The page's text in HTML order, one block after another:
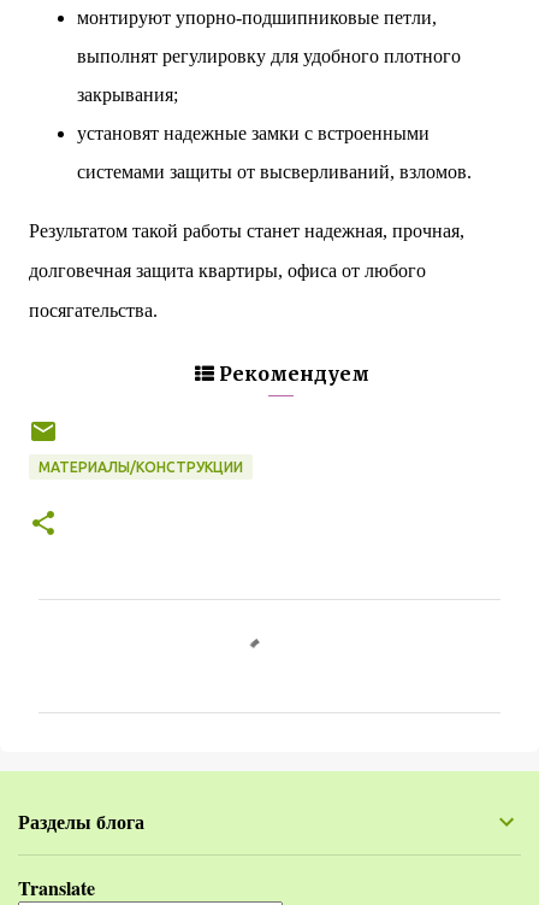
монтируют упорно-подшипниковые петли,
выполнят регулировку для удобного плотного
закрывания;
установят надежные замки с встроенными
системами защиты от высверливаний, взломов.
Результатом такой работы станет надежная, прочная,
долговечная защита квартиры, офиса от любого
посягательства.
Рекомендуем
МАТЕРИАЛЫ/КОНСТРУКЦИИ
е
т
Разделы блога
Translate